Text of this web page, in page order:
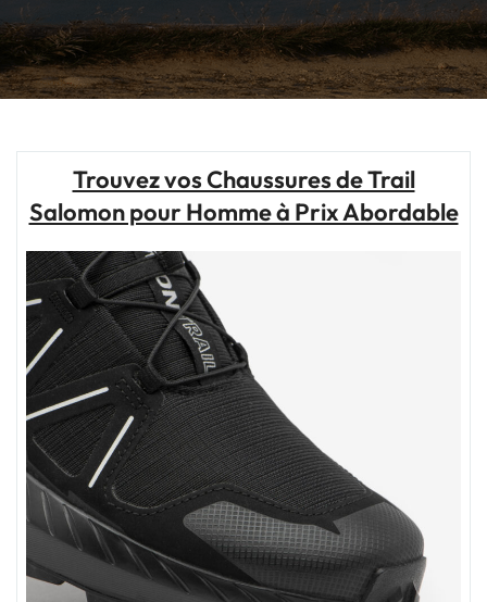
Trouvez vos Chaussures de Trail
Salomon pour Homme à Prix Abordable